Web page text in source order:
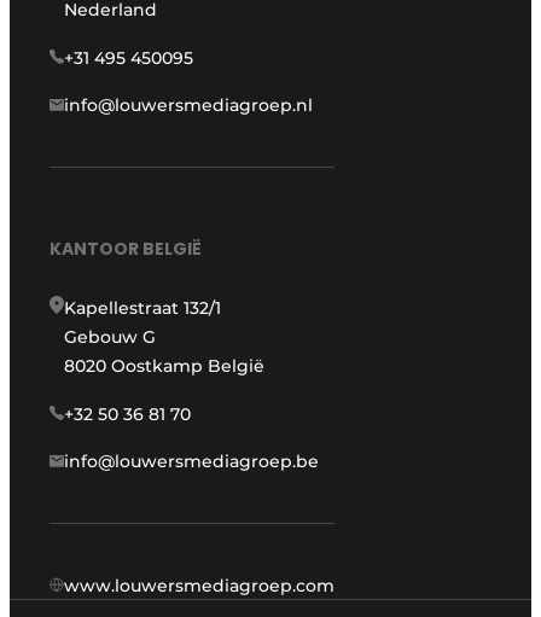
Nederland
+31 495 450095
info@louwersmediagroep.nl
KANTOOR BELGIË
Kapellestraat 132/1
Gebouw G
8020 Oostkamp België
+32 50 36 81 70
info@louwersmediagroep.be
www.louwersmediagroep.com